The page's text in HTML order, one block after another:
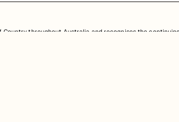
Country throughout Australia and recognises the